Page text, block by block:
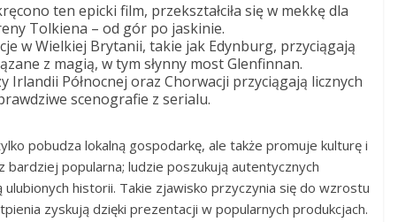
ten epicki film, przekształciła się w mekkę dla
Tolkiena – od gór po jaskinie.
w Wielkiej Brytanii, takie jak Edynburg, przyciągają
z magią, w tym słynny most Glenfinnan.
Irlandii Północnej oraz Chorwacji przyciągają licznych
scenografie z serialu.
pobudza lokalną gospodarkę, ale także promuje kulturę i
popularna; ludzie poszukują autentycznych
historii. Takie zjawisko przyczynia się do wzrostu
zyskują dzięki prezentacji w popularnych produkcjach.